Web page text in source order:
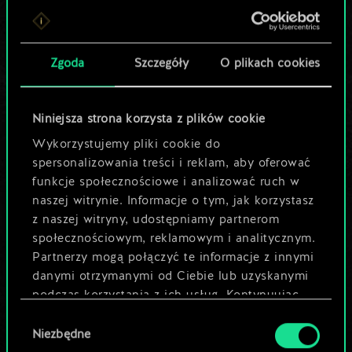
Zgoda Szczegóły O plikach cookies
Niniejsza strona korzysta z plików cookie
Wykorzystujemy pliki cookie do
spersonalizowania treści i reklam, aby oferować
funkcje społecznościowe i analizować ruch w
naszej witrynie. Informacje o tym, jak korzystasz
z naszej witryny, udostępniamy partnerom
społecznościowym, reklamowym i analitycznym.
Partnerzy mogą połączyć te informacje z innymi
danymi otrzymanymi od Ciebie lub uzyskanymi
podczas korzystania z ich usług. Kontynuując
używanie plików cookie.
zgody
Niezbędne
Lubisz grać tą talią?
Pomóż społeczności
odkryć jej
potencjał!
Nazwij talię i opisz swoją strategię
Edytuj talię
LUB